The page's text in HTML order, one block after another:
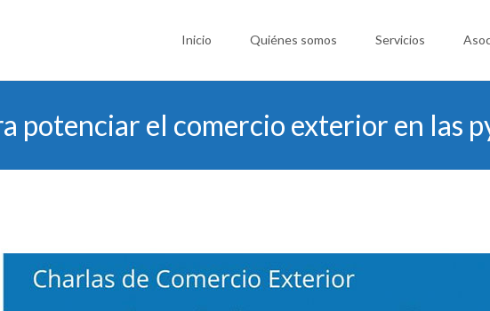
Inicio Quiénes somos Servicios
potenciar el comercio exterior en las